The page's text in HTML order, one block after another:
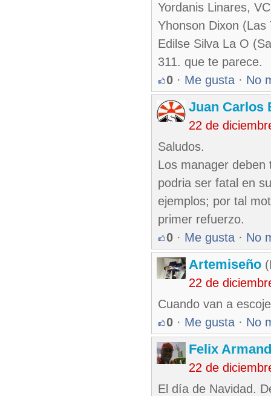
Yordanis Linares,
Yhonson Dixon
Edilse Silva La O
311. que te parece.
0 · Me gusta · No
Juan Carlos
22 de
Saludos.
Los manager
podria ser fatal en
ejemplos; por tal
primer refuerzo.
0 · Me gusta · No
Artemiseño
22 de
Cuando van a
0 · Me gusta · No
Felix
22 de
El día de Navidad.